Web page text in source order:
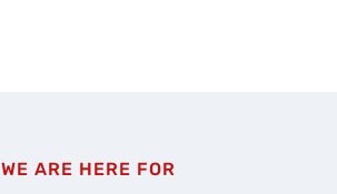
WE ARE HERE FOR